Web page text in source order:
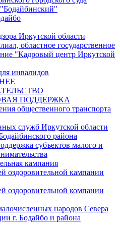
Иркутской области
областное государственное
"Кадровый центр Иркутской
инвалидов
ПОДДЕРЖКА
общественного транспорта
служб Иркутской области
района
субъектов малого и
кампания
оздоровительной кампании
оздоровительной компании
народов Севера
г. Бодайбо и района